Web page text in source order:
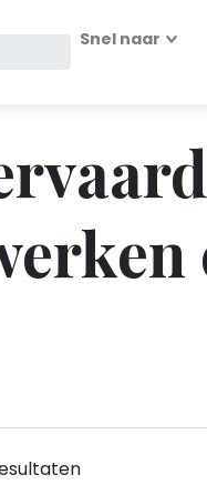
Snel naar